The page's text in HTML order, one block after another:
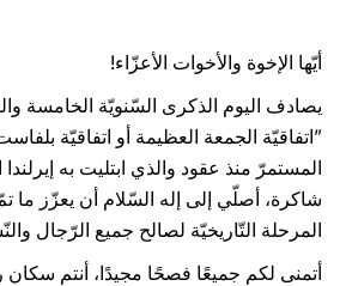
أيّها الإخوة والأخوات الأعزّاء!
يصادف اليوم الذكرى السّنويّة الخامسة
”اتفاقيّة الجمعة العظيمة أو اتفاقيّة
المستمرّ منذ عقود والذي ابتليت به
شاكرة، أصلّي إلى إله السّلام أن يعزّز ما
المرحلة التّاريخيّة لصالح جميع الرّجال
أتمنى لكم جميعًا فصحًا مجيدًا، أنتم